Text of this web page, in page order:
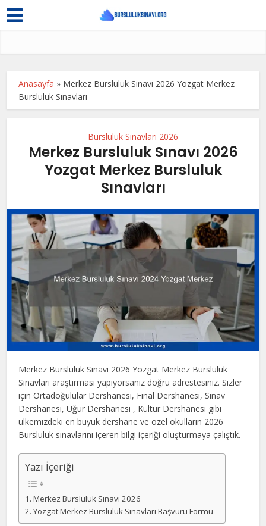
Anasayfa » Merkez Bursluluk Sınavı 2026 Yozgat Merkez
Bursluluk Sınavları
Bursluluk Sınavları 2026
Merkez Bursluluk Sınavı 2026
Yozgat Merkez Bursluluk
Sınavları
Merkez Bursluluk Sınavı 2026 Yozgat Merkez Bursluluk
Sınavları araştırması yapıyorsanız doğru adrestesiniz. Sizler
için Ortadoğulular Dershanesi, Final Dershanesi, Sınav
Dershanesi, Uğur Dershanesi , Kültür Dershanesi gibi
ülkemizdeki en büyük dershane ve özel okulların 2026
Bursluluk sınavlarını içeren bilgi içeriği oluşturmaya çalıştık.
Yazı İçeriği
Merkez Bursluluk Sınavı 2026
Yozgat Merkez Bursluluk Sınavları Başvuru Formu